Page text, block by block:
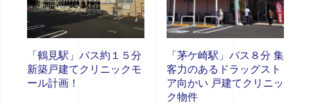
「鶴見駅」バス約１５分
新築戸建てクリニックモ
ール計画！
「茅ケ崎駅」バス８分 集
客力のあるドラッグスト
ア向かい 戸建てクリニッ
ク物件